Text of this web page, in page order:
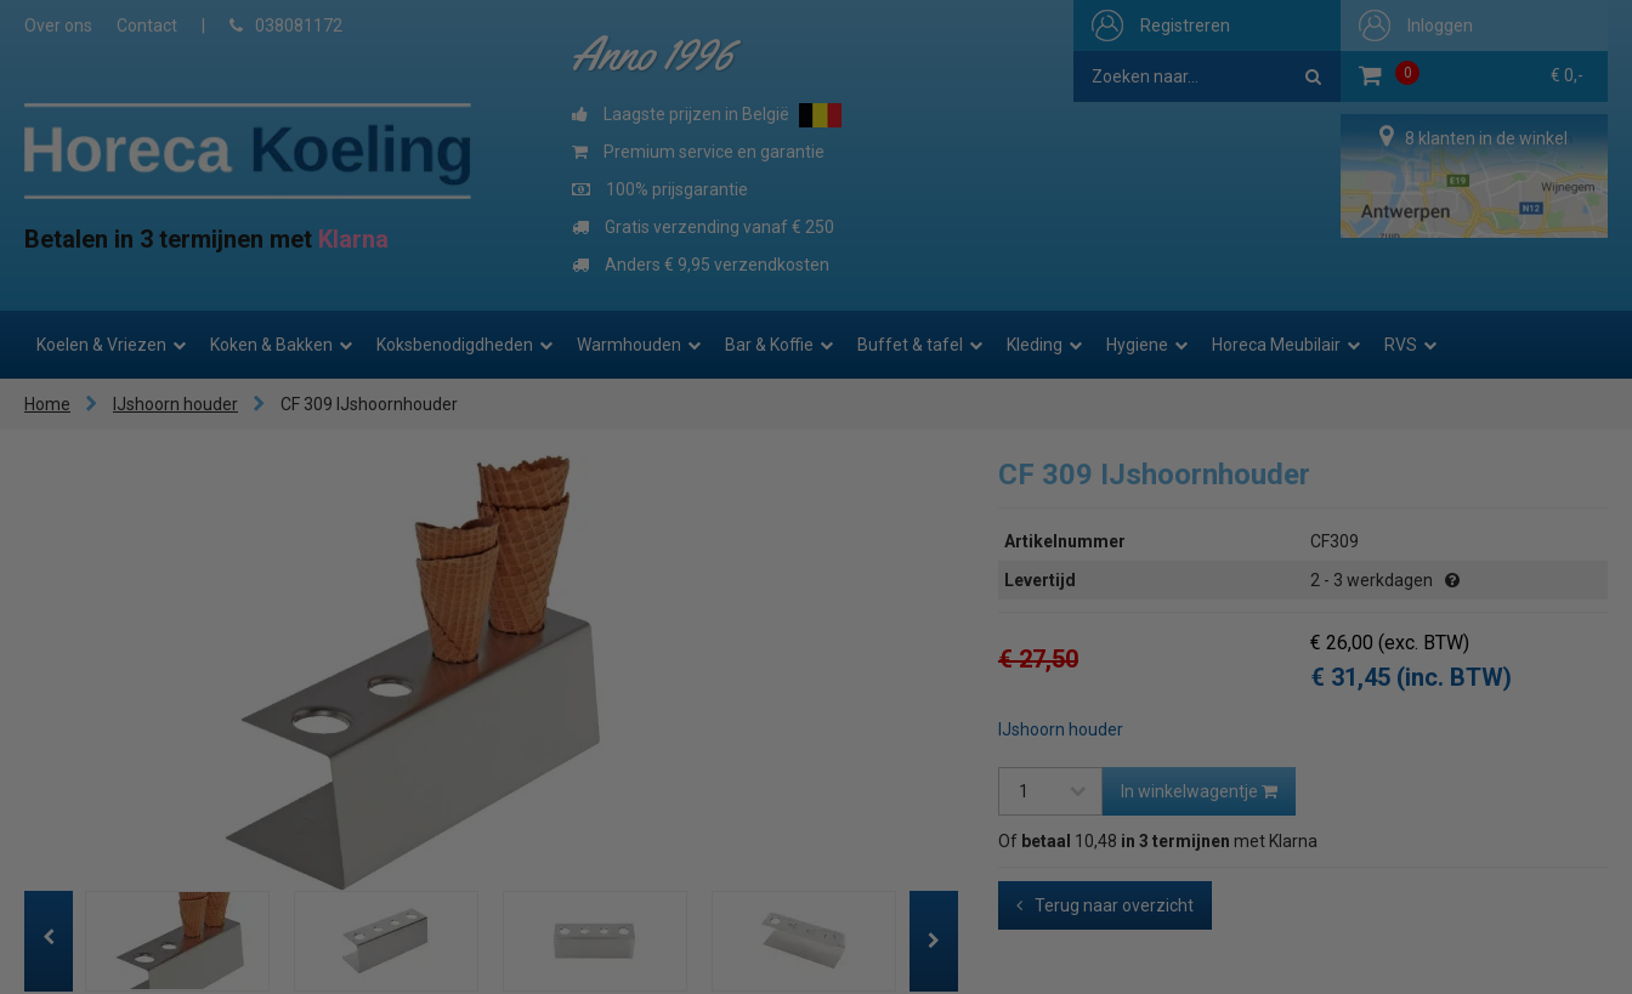
Over ons Contact 038081172 Inloggen
0 € 0,-
Registreren
Betalen in 3 termijnen met Klarna
Anno 1996
Laagste prijzen in België
Premium service en garantie
100% prijsgarantie
Gratis verzending vanaf € 250
Anders € 9,95 verzendkosten
8 klanten in de winkel
Koelen & Vriezen Koken & Bakken Koksbenodigdheden Warmhouden Bar & Koffie Buffet & tafel Kleding Hygiene Horeca Meubilair RVS
Home IJshoorn houder CF 309 IJshoornhouder
CF 309 IJshoornhouder
Artikelnummer
CF309
Levertijd
2 - 3 werkdagen
€ 27,50
€ 26,00(exc. BTW)
€ 31,45 (inc. BTW)
IJshoorn houder
In winkelwagentje
Of betaal 10,48 in 3 termijnen met Klarna
Terug naar overzicht